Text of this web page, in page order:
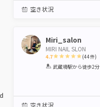
空き状況
Miri_salon
MIRI NAIL SLON
4.7
1 2 3 4 5
(44件)
武蔵境駅から徒歩2分
空き状況